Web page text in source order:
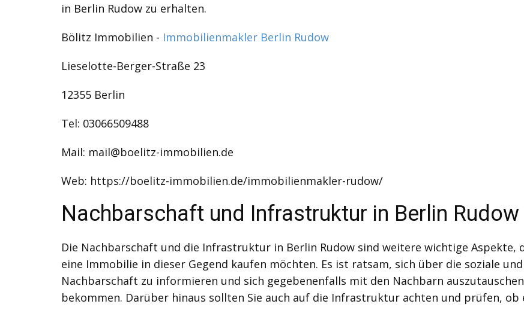
in Berlin Rudow zu erhalten.
Bölitz Immobilien - Immobilienmakler Berlin Rudow
Lieselotte-Berger-Straße 23
12355 Berlin
Tel: 03066509488
Mail: mail@boelitz-immobilien.de
Web: https://boelitz-immobilien.de/immobilienmakler-rudow/
Nachbarschaft und Infrastruktur in Berlin Rudow
Die Nachbarschaft und die Infrastruktur in Berlin Rudow sind weitere wichtige Aspekte,
eine Immobilie in dieser Gegend kaufen möchten. Es ist ratsam, sich über die soziale
Nachbarschaft zu informieren und sich gegebenenfalls mit den Nachbarn
bekommen. Darüber hinaus sollten Sie auch auf die Infrastruktur achten und prüfen, ob